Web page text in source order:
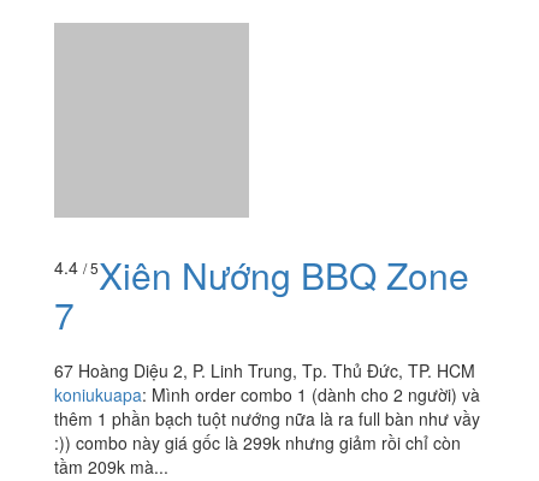
4.4 / 5Xiên Nướng BBQ Zone
7
67 Hoàng Diệu 2, P. Linh Trung, Tp. Thủ Đức, TP. HCM
koniukuapa: Mình order combo 1 (dành cho 2 người) và
thêm 1 phần bạch tuột nướng nữa là ra full bàn như vầy
:)) combo này giá gốc là 299k nhưng giảm rồi chỉ còn
tầm 209k mà...